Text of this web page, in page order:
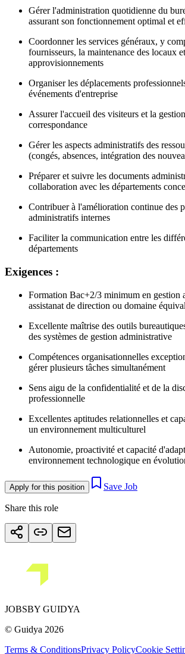
Gérer l'administration quotidienne du
assurant son fonctionnement optimal et
Coordonner les services généraux, y
fournisseurs, la maintenance des locaux
approvisionnements
Organiser les déplacements
événements d'entreprise
Assurer l'accueil des visiteurs et la
correspondance
Gérer les aspects administratifs des
(congés, absences, intégration des
Préparer et suivre les documents
collaboration avec les départements
Contribuer à l'amélioration continue des
administratifs internes
Faciliter la communication entre les
départements
Exigences :
Formation Bac+2/3 minimum en gestion
assistanat de direction ou domaine
Excellente maîtrise des outils
des systèmes de gestion administrative
Compétences organisationnelles
gérer plusieurs tâches simultanément
Sens aigu de la confidentialité et de la
professionnelle
Excellentes aptitudes relationnelles et
un environnement multiculturel
Autonomie, proactivité et capacité
environnement technologique en
Apply for this position Save Job
Share this role
JOBSBY GUIDYA
© Guidya 2026
Terms & ConditionsPrivacy PolicyCookie